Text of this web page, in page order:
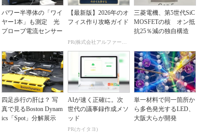
パワー半導体の「ワイ
ヤー1本」も測定 光
プローブ電流センサー
【最新版】2026年のオ
フィス作り攻略ガイド
PR(株式会社アルファーテクノ)
三菱電機、第5世代SiC
MOSFETの核 オン抵
抗25％減の独自構造
四足歩行の肝は？ 写
真で見るBoston Dynam
ics「Spot」分解展示
AIが速く正確に。次
世代の議事録作成メソ
ッド
PR(カイタヨ)
単一材料で同一箇所か
ら多色発光するLED、
大阪大らが開発